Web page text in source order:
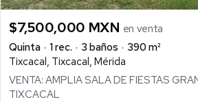
$7,500,000 MXN en venta
Quinta
1 rec. 3 baños
390 m²
Tixcacal, Tixcacal, Mérida
VENTA: AMPLIA SALA DE FIESTAS
TIXCACAL